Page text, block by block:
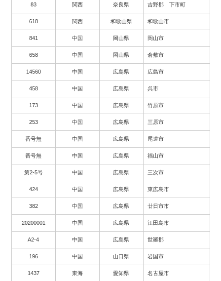
83 関西 奈良県 吉野郡 下市町
618 関西 和歌山県 和歌山市
841 中国 岡山県 岡山市
658 中国 岡山県 倉敷市
14560 中国 広島県 広島市
458 中国 広島県 呉市
173 中国 広島県 竹原市
253 中国 広島県 三原市
番号無 中国 広島県 尾道市
番号無 中国 広島県 福山市
第2-5号 中国 広島県 三次市
424 中国 広島県 東広島市
382 中国 広島県 廿日市市
20200001 中国 広島県 江田島市
A2-4 中国 広島県 世羅郡
196 中国 山口県 岩国市
1437 東海 愛知県 名古屋市